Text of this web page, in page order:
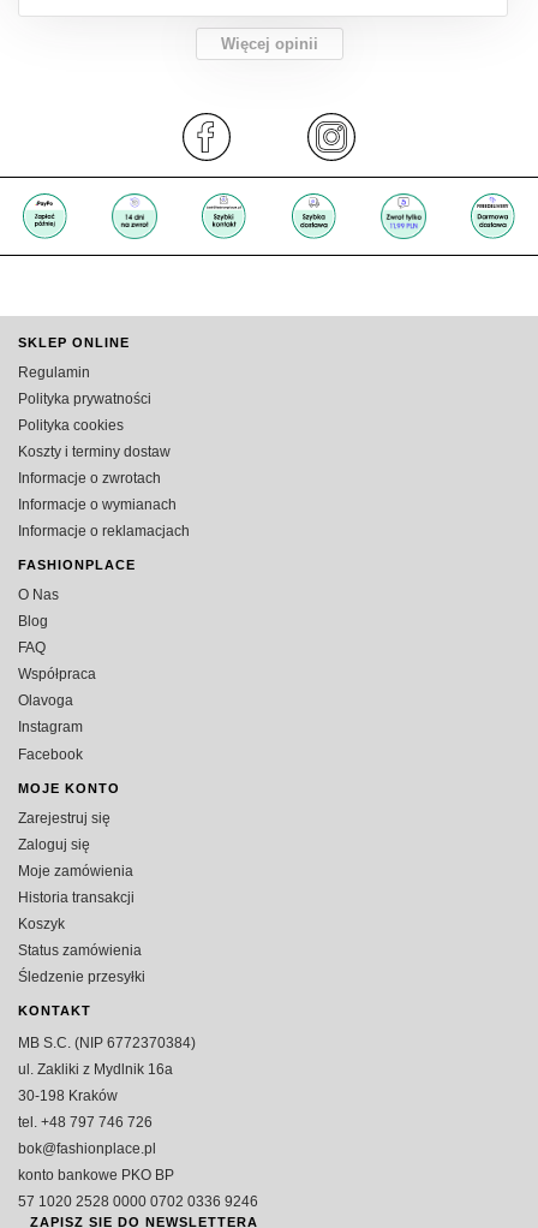
Więcej opinii
SKLEP ONLINE
Regulamin
Polityka prywatności
Polityka cookies
Koszty i terminy dostaw
Informacje o zwrotach
Informacje o wymianach
Informacje o reklamacjach
FASHIONPLACE
O Nas
Blog
FAQ
Współpraca
Olavoga
Instagram
Facebook
MOJE KONTO
Zarejestruj się
Zaloguj się
Moje zamówienia
Historia transakcji
Koszyk
Status zamówienia
Śledzenie przesyłki
KONTAKT
MB S.C. (NIP 6772370384)
ul. Zakliki z Mydlnik 16a
30-198 Kraków
tel. +48 797 746 726
bok@fashionplace.pl
konto bankowe PKO BP
57 1020 2528 0000 0702 0336 9246
ZAPISZ SIE DO NEWSLETTERA